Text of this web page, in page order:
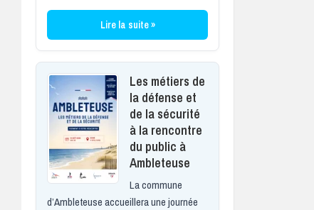
Lire la suite »
Les métiers de
la défense et
de la sécurité
à la rencontre
du public à
Ambleteuse
La commune
d’Ambleteuse accueillera une journée